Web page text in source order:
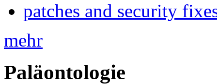
patches and security
mehr
Paläontologie